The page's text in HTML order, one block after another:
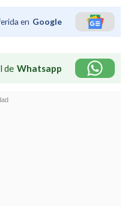
en Google
de Whatsapp